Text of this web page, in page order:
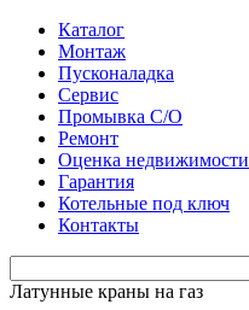
Каталог
Монтаж
Пусконаладка
Сервис
Промывка С/О
Ремонт
Оценка недвижимости
Гарантия
Котельные под ключ
Контакты
Латунные краны на газ